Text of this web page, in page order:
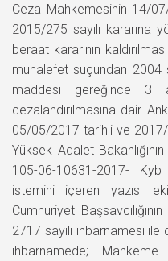
Ceza Mahkemesinin 14/
2015/275 sayılı kararına
beraat kararının
muhalefet suçundan 2004
maddesi gereğince
cezalandırılmasına dair
05/05/2017 tarihli ve 2017/
Yüksek Adalet
105-06-10631-2017-
istemini içeren yazısı
Cumhuriyet
2717 sayılı ihbarnamesi
ihbarnamede;